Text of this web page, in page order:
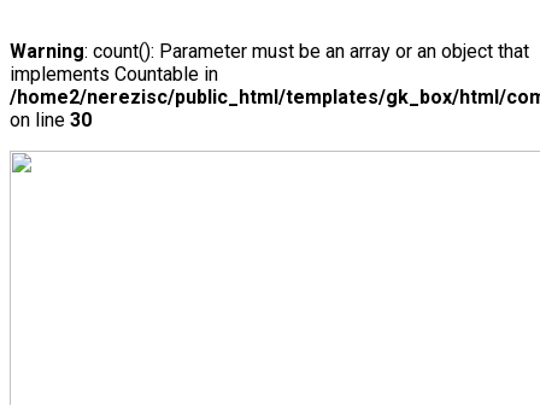
Warning: count(): Parameter must be an array or an object that
implements Countable in
/home2/nerezisc/public_html/templates/gk_box/html/
on line 30